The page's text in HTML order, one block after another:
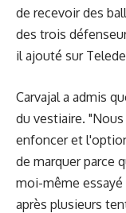
de recevoir des
des trois
il ajouté sur
Carvajal a admis
du vestiaire.
enfoncer et
de marquer parce
moi-même essayé
après plusieurs